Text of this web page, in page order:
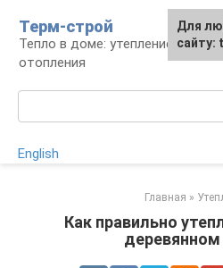
контенту
Терм-строй
Тепло в доме: утепление и
отопления
English
Главная »
Как правильно
Для
сайту: